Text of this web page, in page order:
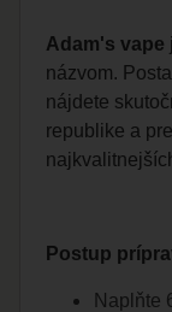
Adam's vape
názvom.
nájdete
republike a
Postup
Naplňte